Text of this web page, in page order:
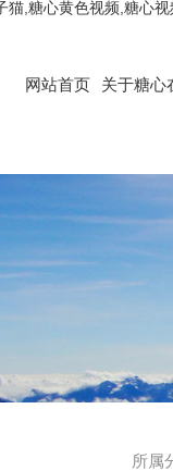
猫,糖心黄色视频,糖心
网站首页 关于糖心
所属